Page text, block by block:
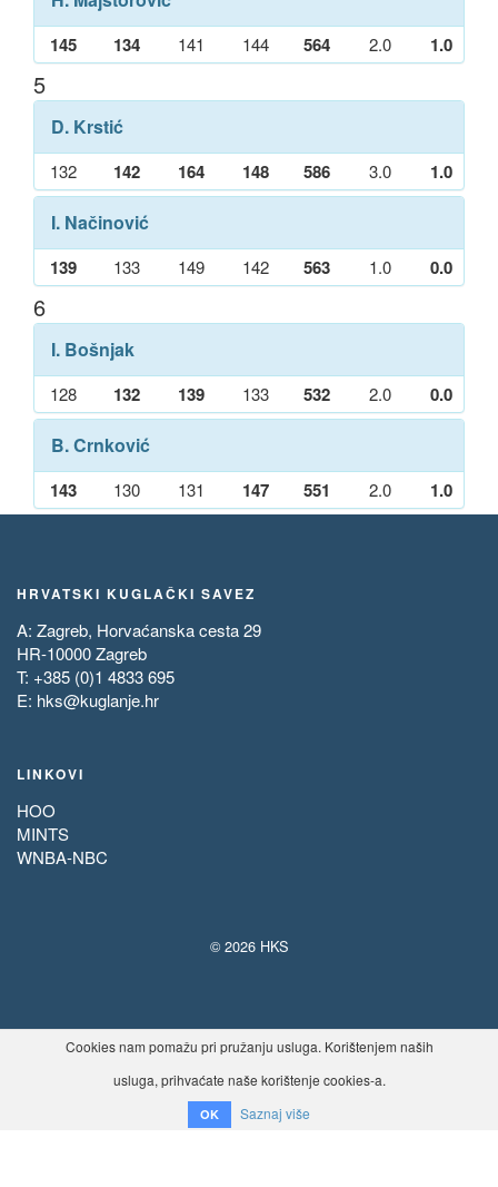
145 134 141 144 564 2.0 1.0
5
D. Krstić
132 142 164 148 586 3.0 1.0
I. Načinović
139 133 149 142 563 1.0 0.0
6
I. Bošnjak
128 132 139 133 532 2.0 0.0
B. Crnković
143 130 131 147 551 2.0 1.0
HRVATSKI KUGLAČKI SAVEZ
A: Zagreb, Horvaćanska cesta 29
HR-10000 Zagreb
T: +385 (0)1 4833 695
E: hks@kuglanje.hr
LINKOVI
HOO
MINTS
WNBA-NBC
© 2026 HKS
Cookies nam pomažu pri pružanju usluga. Korištenjem naših
usluga, prihvaćate naše korištenje cookies-a.
OK Saznaj više